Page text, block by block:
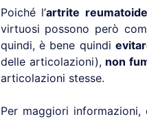
Poiché l’artrite reumatoide
virtuosi possono però
quindi, è bene quindi
delle articolazioni),non
articolazioni stesse.
Per maggiori informazioni,